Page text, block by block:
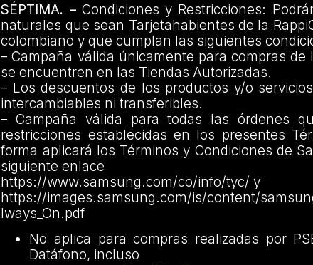
SÉPTIMA. –Condiciones y Restricciones:
naturales que sean Tarjetahabientes de la
colombiano y que cumplan las siguientes
– Campaña válida únicamente para compras
se encuentren en las Tiendas Autorizadas.
– Los descuentos de los productos y/o
intercambiables ni transferibles.
– Campaña válida para todas las órdenes
restricciones establecidas en los presentes
forma aplicará los Términos y Condiciones de
siguiente enlace
https://www.samsung.com/co/info/tyc/ y
https://images.samsung.com/is/content/
lways_On.pdf
No aplica para compras realizadas por
Datáfono, incluso